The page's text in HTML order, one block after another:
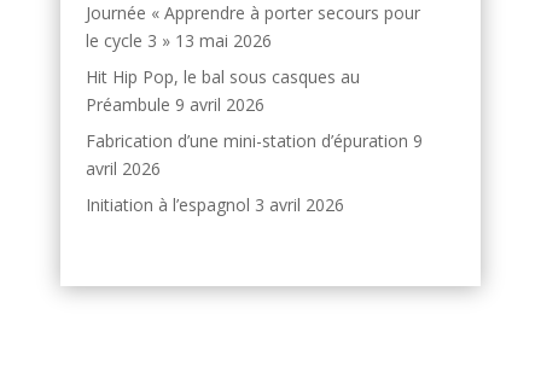
Journée « Apprendre à porter secours pour
le cycle 3 » 13 mai 2026
Hit Hip Pop, le bal sous casques au
Préambule 9 avril 2026
Fabrication d’une mini-station d’épuration 9
avril 2026
Initiation à l’espagnol 3 avril 2026